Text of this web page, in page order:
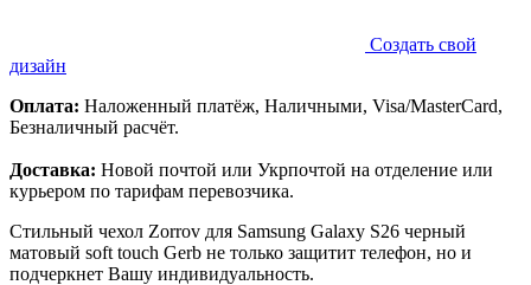
Создать свой
дизайн
Оплата: Наложенный платёж, Наличными, Visa/MasterCard,
Безналичный расчёт.
Доставка: Новой почтой или Укрпочтой на отделение или
курьером по тарифам перевозчика.
Стильный чехол Zorrov для Samsung Galaxy S26 черный
матовый soft touch Gerb не только защитит телефон, но и
подчеркнет Вашу индивидуальность.